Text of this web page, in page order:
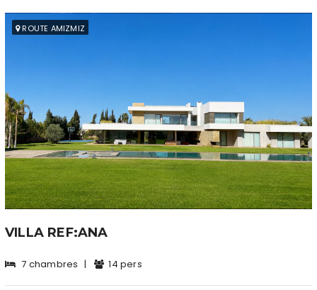
ROUTE AMIZMIZ
VILLA REF:ANA
7 chambres | 14 pers